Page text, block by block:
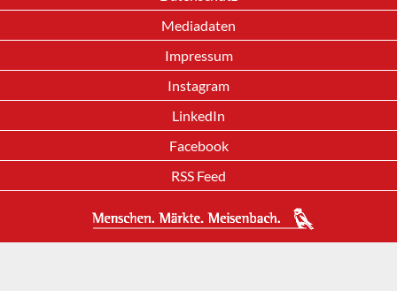
Mediadaten
Impressum
Instagram
LinkedIn
Facebook
RSS Feed